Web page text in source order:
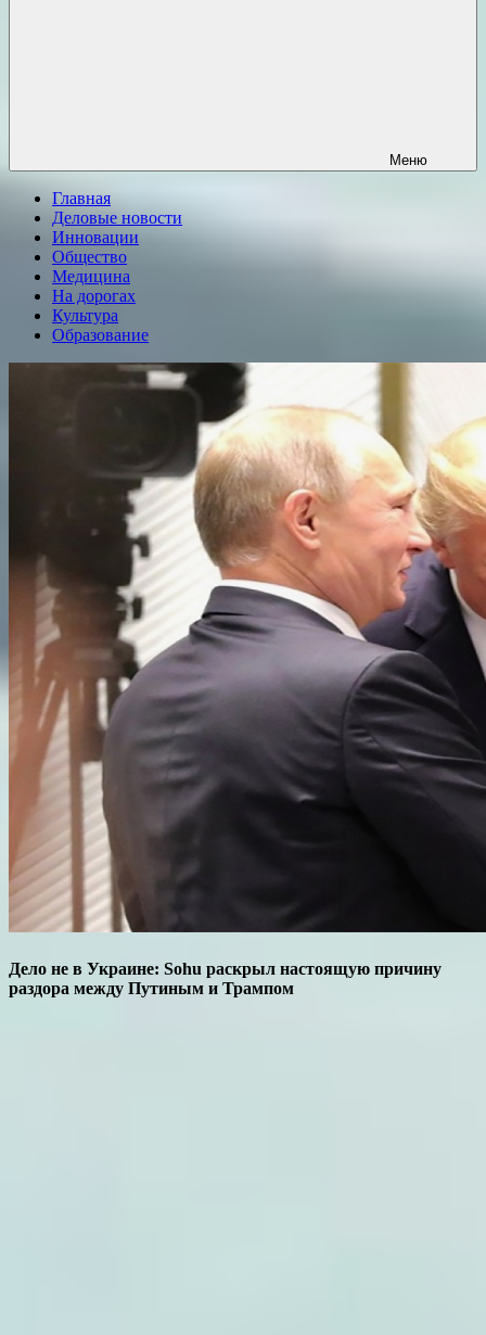
Меню
Главная
Деловые новости
Инновации
Общество
Медицина
На дорогах
Культура
Образование
Дело не в Украине: Sohu раскрыл настоящую причину
раздора между Путиным и Трампом